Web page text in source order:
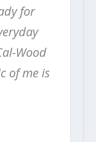
for
Wood
of me is